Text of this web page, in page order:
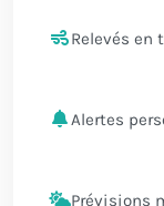
Relevés en
Alertes
Prévisions